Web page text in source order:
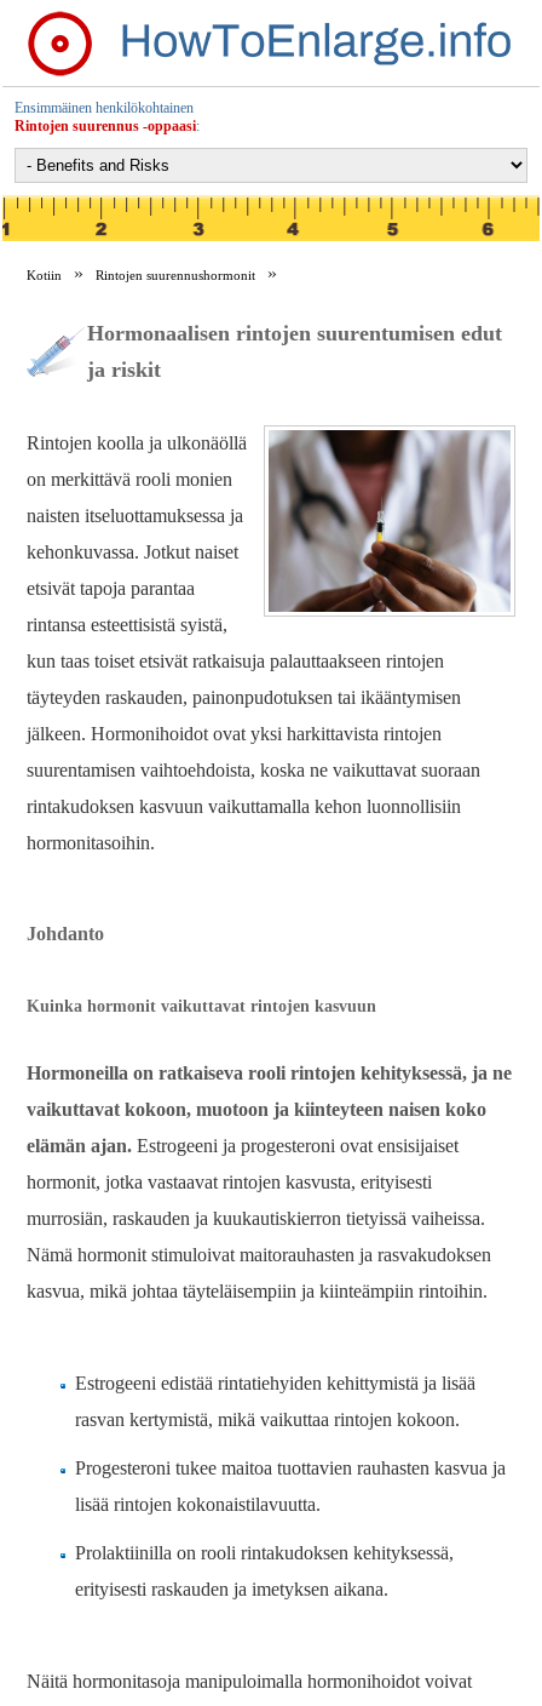
Ensimmäinen henkilökohtainen
Rintojen suurennus -oppaasi:
Kotiin Rintojen suurennushormonit
Hormonaalisen rintojen suurentumisen edut
ja riskit
Rintojen koolla ja ulkonäöllä
on merkittävä rooli monien
naisten itseluottamuksessa ja
kehonkuvassa. Jotkut naiset
etsivät tapoja parantaa
rintansa esteettisistä syistä,
kun taas toiset etsivät ratkaisuja palauttaakseen rintojen
täyteyden raskauden, painonpudotuksen tai ikääntymisen
jälkeen. Hormonihoidot ovat yksi harkittavista rintojen
suurentamisen vaihtoehdoista, koska ne vaikuttavat suoraan
rintakudoksen kasvuun vaikuttamalla kehon luonnollisiin
hormonitasoihin.
Johdanto
Kuinka hormonit vaikuttavat rintojen kasvuun
Hormoneilla on ratkaiseva rooli rintojen kehityksessä, ja ne
vaikuttavat kokoon, muotoon ja kiinteyteen naisen koko
elämän ajan. Estrogeeni ja progesteroni ovat ensisijaiset
hormonit, jotka vastaavat rintojen kasvusta, erityisesti
murrosiän, raskauden ja kuukautiskierron tietyissä vaiheissa.
Nämä hormonit stimuloivat maitorauhasten ja rasvakudoksen
kasvua, mikä johtaa täyteläisempiin ja kiinteämpiin rintoihin.
Estrogeeni edistää rintatiehyiden kehittymistä ja lisää
rasvan kertymistä, mikä vaikuttaa rintojen kokoon.
Progesteroni tukee maitoa tuottavien rauhasten kasvua ja
lisää rintojen kokonaistilavuutta.
Prolaktiinilla on rooli rintakudoksen kehityksessä,
erityisesti raskauden ja imetyksen aikana.
Näitä hormonitasoja manipuloimalla hormonihoidot voivat